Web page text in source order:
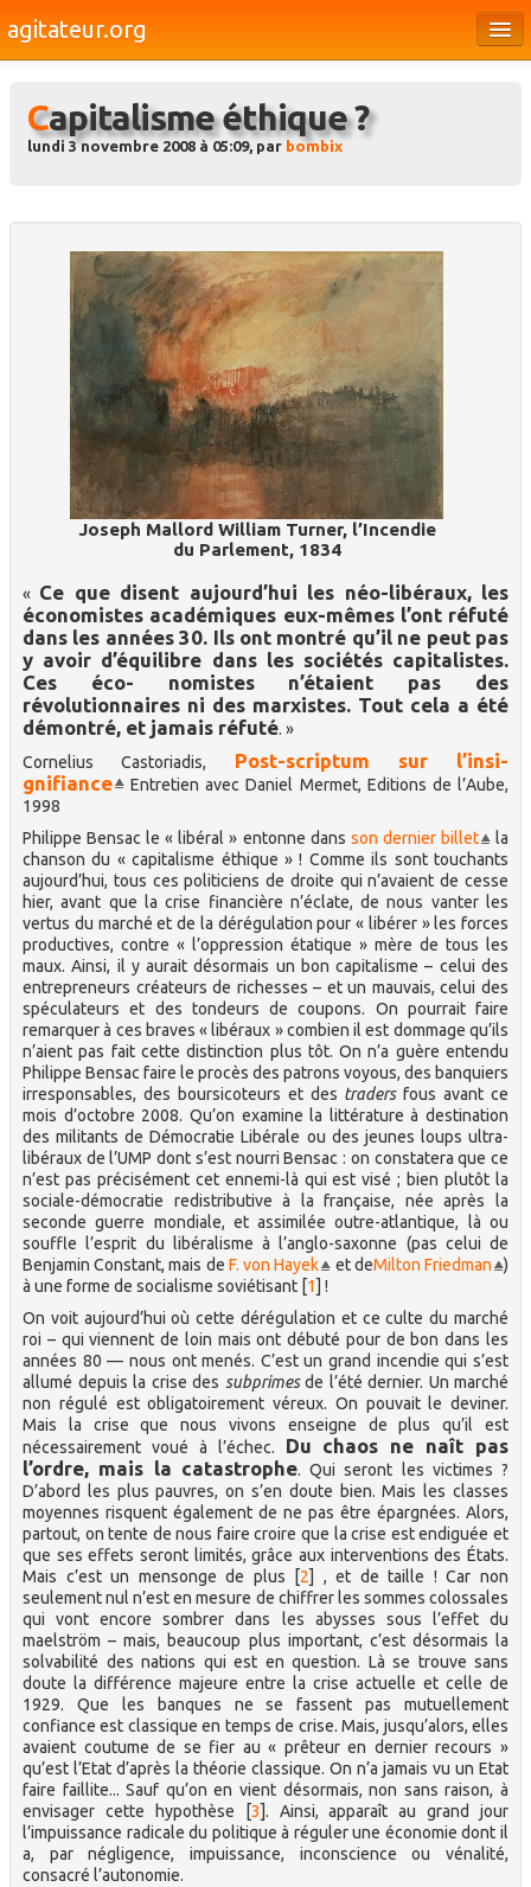
agitateur.org
Bourges & le Cher
Médias
Dossiers
Brèves
Capitalisme éthique ?
lundi 3 novembre 2008 à 05:09, par bombix
Joseph Mallord William Turner, l’Incendie
du Parlement, 1834
« Ce que disent aujourd’hui les néo-libéraux, les
économistes académiques eux-mêmes l’ont réfuté
dans les années 30. Ils ont montré qu’il ne peut pas
y avoir d’équilibre dans les sociétés capitalistes.
Ces éco- nomistes n’étaient pas des
révolutionnaires ni des marxistes. Tout cela a été
démontré, et jamais réfuté. »
Cornelius Castoriadis, Post-scriptum sur l’insi-
gnifiance
Entretien avec Daniel Mermet, Editions de l’Aube,
1998
Philippe Bensac le « libéral » entonne dans son dernier billet
la
chanson du « capitalisme éthique » ! Comme ils sont touchants
aujourd’hui, tous ces politiciens de droite qui n’avaient de cesse
hier, avant que la crise financière n’éclate, de nous vanter les
vertus du marché et de la dérégulation pour « libérer » les forces
productives, contre « l’oppression étatique » mère de tous les
maux. Ainsi, il y aurait désormais un bon capitalisme – celui des
entrepreneurs créateurs de richesses – et un mauvais, celui des
spéculateurs et des tondeurs de coupons. On pourrait faire
remarquer à ces braves « libéraux » combien il est dommage qu’ils
n’aient pas fait cette distinction plus tôt. On n’a guère entendu
Philippe Bensac faire le procès des patrons voyous, des banquiers
irresponsables, des boursicoteurs et des tradersfous avant ce
mois d’octobre 2008. Qu’on examine la littérature à destination
des militants de Démocratie Libérale ou des jeunes loups ultra-
libéraux de l’UMP dont s’est nourri Bensac : on constatera que ce
n’est pas précisément cet ennemi-là qui est visé ; bien plutôt la
sociale-démocratie redistributive à la française, née après la
seconde guerre mondiale, et assimilée outre-atlantique, là ou
souffle l’esprit du libéralisme à l’anglo-saxonne (pas celui de
Benjamin Constant, mais de F. von Hayek et deMilton Friedman
)
à une forme de socialisme soviétisant [1] !
On voit aujourd’hui où cette dérégulation et ce culte du marché
roi – qui viennent de loin mais ont débuté pour de bon dans les
années 80 — nous ont menés. C’est un grand incendie qui s’est
allumé depuis la crise des subprimesde l’été dernier. Un marché
non régulé est obligatoirement véreux. On pouvait le deviner.
Mais la crise que nous vivons enseigne de plus qu’il est
nécessairement voué à l’échec. Du chaos ne naît pas
l’ordre, mais la catastrophe. Qui seront les victimes ?
D’abord les plus pauvres, on s’en doute bien. Mais les classes
moyennes risquent également de ne pas être épargnées. Alors,
partout, on tente de nous faire croire que la crise est endiguée et
que ses effets seront limités, grâce aux interventions des États.
Mais c’est un mensonge de plus [2]
, et de taille ! Car non
seulement nul n’est en mesure de chiffrer les sommes colossales
qui vont encore sombrer dans les abysses sous l’effet du
maelström – mais, beaucoup plus important, c’est désormais la
solvabilité des nations qui est en question. Là se trouve sans
doute la différence majeure entre la crise actuelle et celle de
1929. Que les banques ne se fassent pas mutuellement
confiance est classique en temps de crise. Mais, jusqu’alors, elles
avaient coutume de se fier au « prêteur en dernier recours »
qu’est l’Etat d’après la théorie classique. On n’a jamais vu un Etat
faire faillite... Sauf qu’on en vient désormais, non sans raison, à
envisager cette hypothèse [3]. Ainsi, apparaît au grand jour
l’impuissance radicale du politique à réguler une économie dont il
a, par négligence, impuissance, inconscience ou vénalité,
consacré l’autonomie.